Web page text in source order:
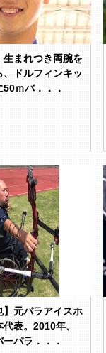
生まれつき両腕を
、ドルフィンキッ
ｍバ．．．
】元パラアイスホ
表。2010年、
パラ．．．